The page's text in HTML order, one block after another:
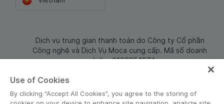
Dịch vụ trung gian thanh toán do Công ty Cổ phần
Công nghệ và Dịch Vụ Moca cung cấp. Mã số doanh
nghiệp: 0106254974
Use of Cookies
By clicking “Accept All Cookies”, you agree to the storing of